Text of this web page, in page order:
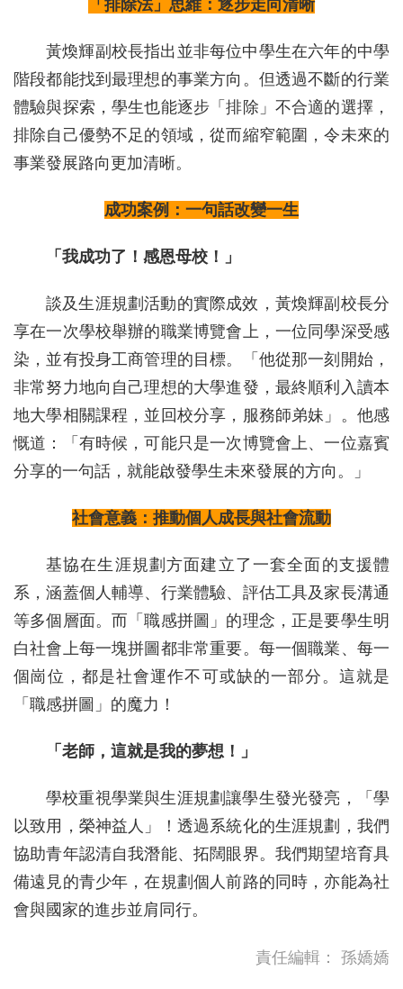
「排除法」思維：逐步走向清晰
黃煥輝副校長指出並非每位中學生在六年的中學
階段都能找到最理想的事業方向。但透過不斷的行業
體驗與探索，學生也能逐步「排除」不合適的選擇，
排除自己優勢不足的領域，從而縮窄範圍，令未來的
事業發展路向更加清晰。
成功案例：一句話改變一生
「我成功了！感恩母校！」
談及生涯規劃活動的實際成效，黃煥輝副校長分
享在一次學校舉辦的職業博覽會上，一位同學深受感
染，並有投身工商管理的目標。「他從那一刻開始，
非常努力地向自己理想的大學進發，最終順利入讀本
地大學相關課程，並回校分享，服務師弟妹」。他感
慨道：「有時候，可能只是一次博覽會上、一位嘉賓
分享的一句話，就能啟發學生未來發展的方向。」
社會意義：推動個人成長與社會流動
基協在生涯規劃方面建立了一套全面的支援體
系，涵蓋個人輔導、行業體驗、評估工具及家長溝通
等多個層面。而「職感拼圖」的理念，正是要學生明
白社會上每一塊拼圖都非常重要。每一個職業、每一
個崗位，都是社會運作不可或缺的一部分。這就是
「職感拼圖」的魔力！
「老師，這就是我的夢想！」
學校重視學業與生涯規劃讓學生發光發亮，「學
以致用，榮神益人」！透過系統化的生涯規劃，我們
協助青年認清自我潛能、拓闊眼界。我們期望培育具
備遠見的青少年，在規劃個人前路的同時，亦能為社
會與國家的進步並肩同行。
責任編輯： 孫嬌嬌